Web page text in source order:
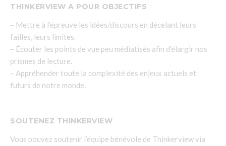
THINKERVIEW A POUR OBJECTIFS
– Mettre à l’épreuve les idées/discours en décelant leurs
failles, leurs limites.
– Écouter les points de vue peu médiatisés afin d’élargir nos
prismes de lecture.
– Appréhender toute la complexité des enjeux actuels et
futurs de notre monde.
SOUTENEZ THINKERVIEW
Vous pouvez soutenir l’équipe bénévole de Thinkerview via